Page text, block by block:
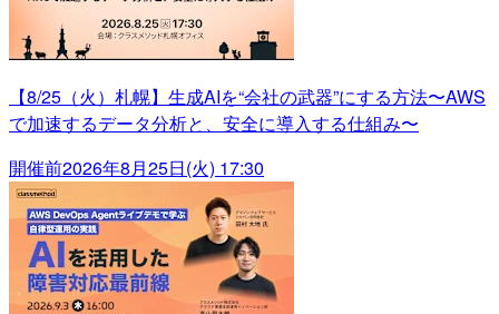
【8/25（火）札幌】生成AIを“会社の武器”にする方法〜AWS
で加速するデータ分析と、安全に導入する仕組み〜
開催前2026年8月25日(火) 17:30